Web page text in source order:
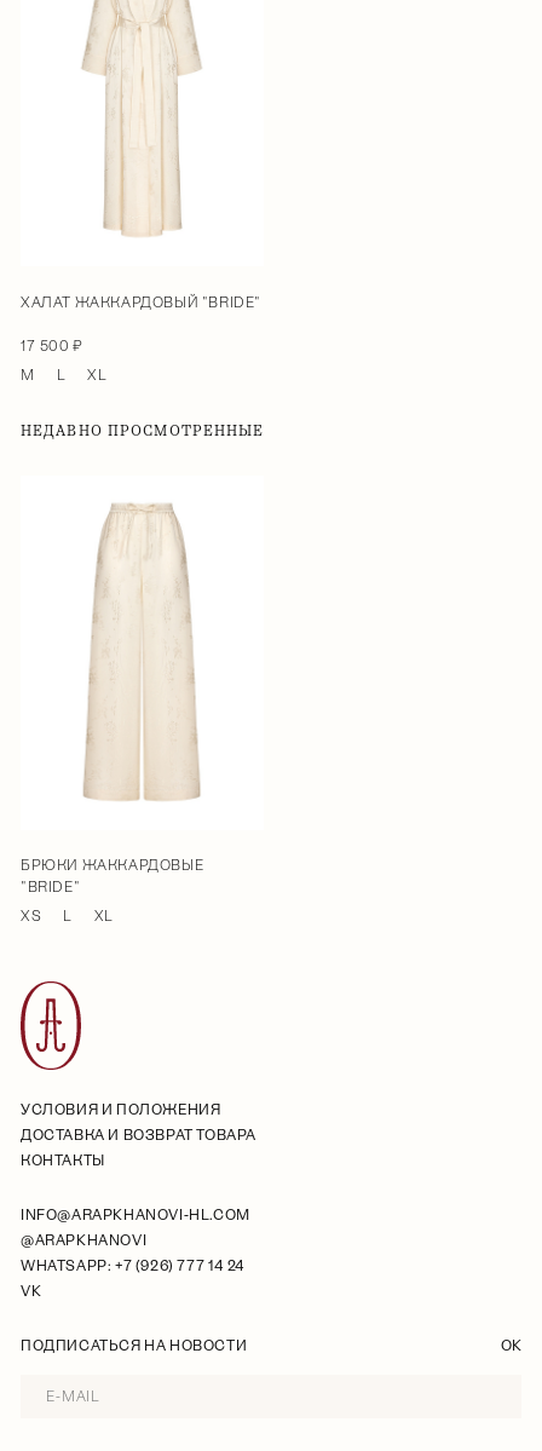
ХАЛАТ ЖАККАРДОВЫЙ "BRIDE"
17 500 ₽
M
L XL
НЕДАВНО ПРОСМОТРЕННЫЕ
БРЮКИ ЖАККАРДОВЫЕ
"BRIDE"
XS
L XL
УСЛОВИЯ И ПОЛОЖЕНИЯ
ДОСТАВКА И ВОЗВРАТ ТОВАРА
КОНТАКТЫ
INFO@ARAPKHANOVI-HL.COM
@ARAPKHANOVI
WHATSAPP: +7 (926) 777 14 24
VK
ПОДПИСАТЬСЯ НА НОВОСТИ OK